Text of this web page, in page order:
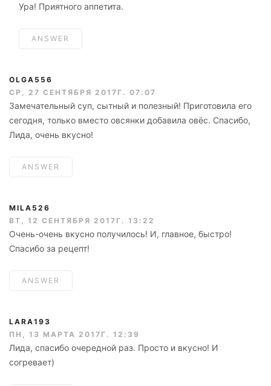
Ура! Приятного аппетита.
ANSWER
OLGA556
СР, 27 СЕНТЯБРЯ 2017Г. 07:07
Замечательный суп, сытный и полезный! Приготовила его
сегодня, только вместо овсянки добавила овёс. Спасибо,
Лида, очень вкусно!
ANSWER
MILA526
ВТ, 12 СЕНТЯБРЯ 2017Г. 13:22
Очень-очень вкусно получилось! И, главное, быстро!
Спасибо за рецепт!
ANSWER
LARA193
ПН, 13 МАРТА 2017Г. 12:39
Лида, спасибо очередной раз. Просто и вкусно! И
согревает)